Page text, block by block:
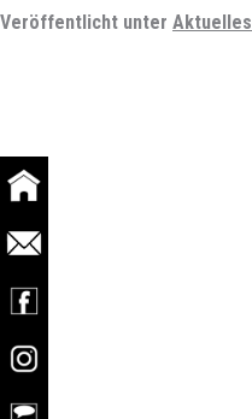
Veröffentlicht unter Aktuelles